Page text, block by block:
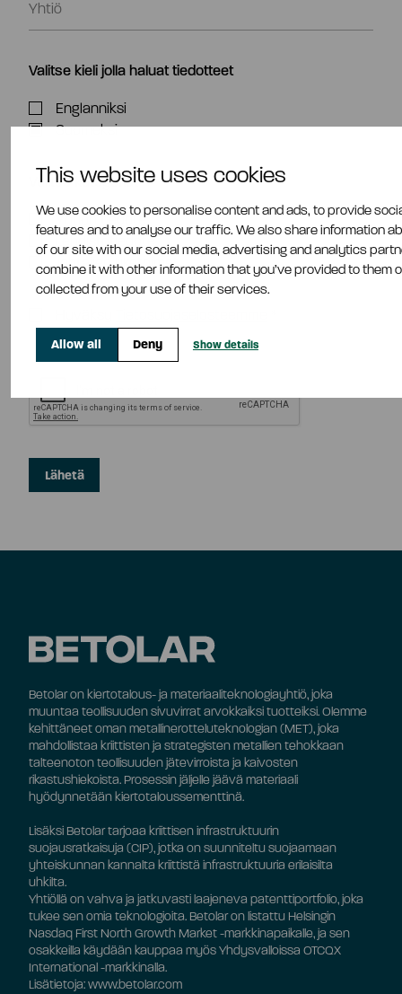
This website uses cookies
We use cookies to personalise content and ads, to provide
features and to analyse our traffic. We also share information
of our site with our social media, advertising and analytics
combine it with other information that you’ve provided to them
collected from your use of their services.
Allow all Deny Show details
Valitse kieli jolla haluat tiedotteet
Englanniksi
Suomeksi
Valitse kategoriat
Yhtiön tiedote
Lehdistötiedote
Johtajien liiketoimet
Betolar on kiertotalous- ja materiaaliteknologiayhtiö, joka
muuntaa teollisuuden sivuvirrat arvokkaiksi tuotteiksi. Olemme
kehittäneet oman metallinerotteluteknologian (MET), joka
mahdollistaa kriittisten ja strategisten metallien tehokkaan
talteenoton teollisuuden jätevirroista ja kaivosten
rikastushiekoista. Prosessin jäljelle jäävä materiaali
hyödynnetään kiertotaloussementtinä.
Lisäksi Betolar tarjoaa kriittisen infrastruktuurin
suojausratkaisuja (CIP), jotka on suunniteltu suojaamaan
yhteiskunnan kannalta kriittistä infrastruktuuria erilaisilta
uhkilta.
Yhtiöllä on vahva ja jatkuvasti laajeneva patenttiportfolio, joka
tukee sen omia teknologioita. Betolar on listattu Helsingin
Nasdaq First North Growth Market -markkinapaikalle, ja sen
osakkeilla käydään kauppaa myös Yhdysvalloissa OTCQX
International -markkinalla.
Lisätietoja: www.betolar.com